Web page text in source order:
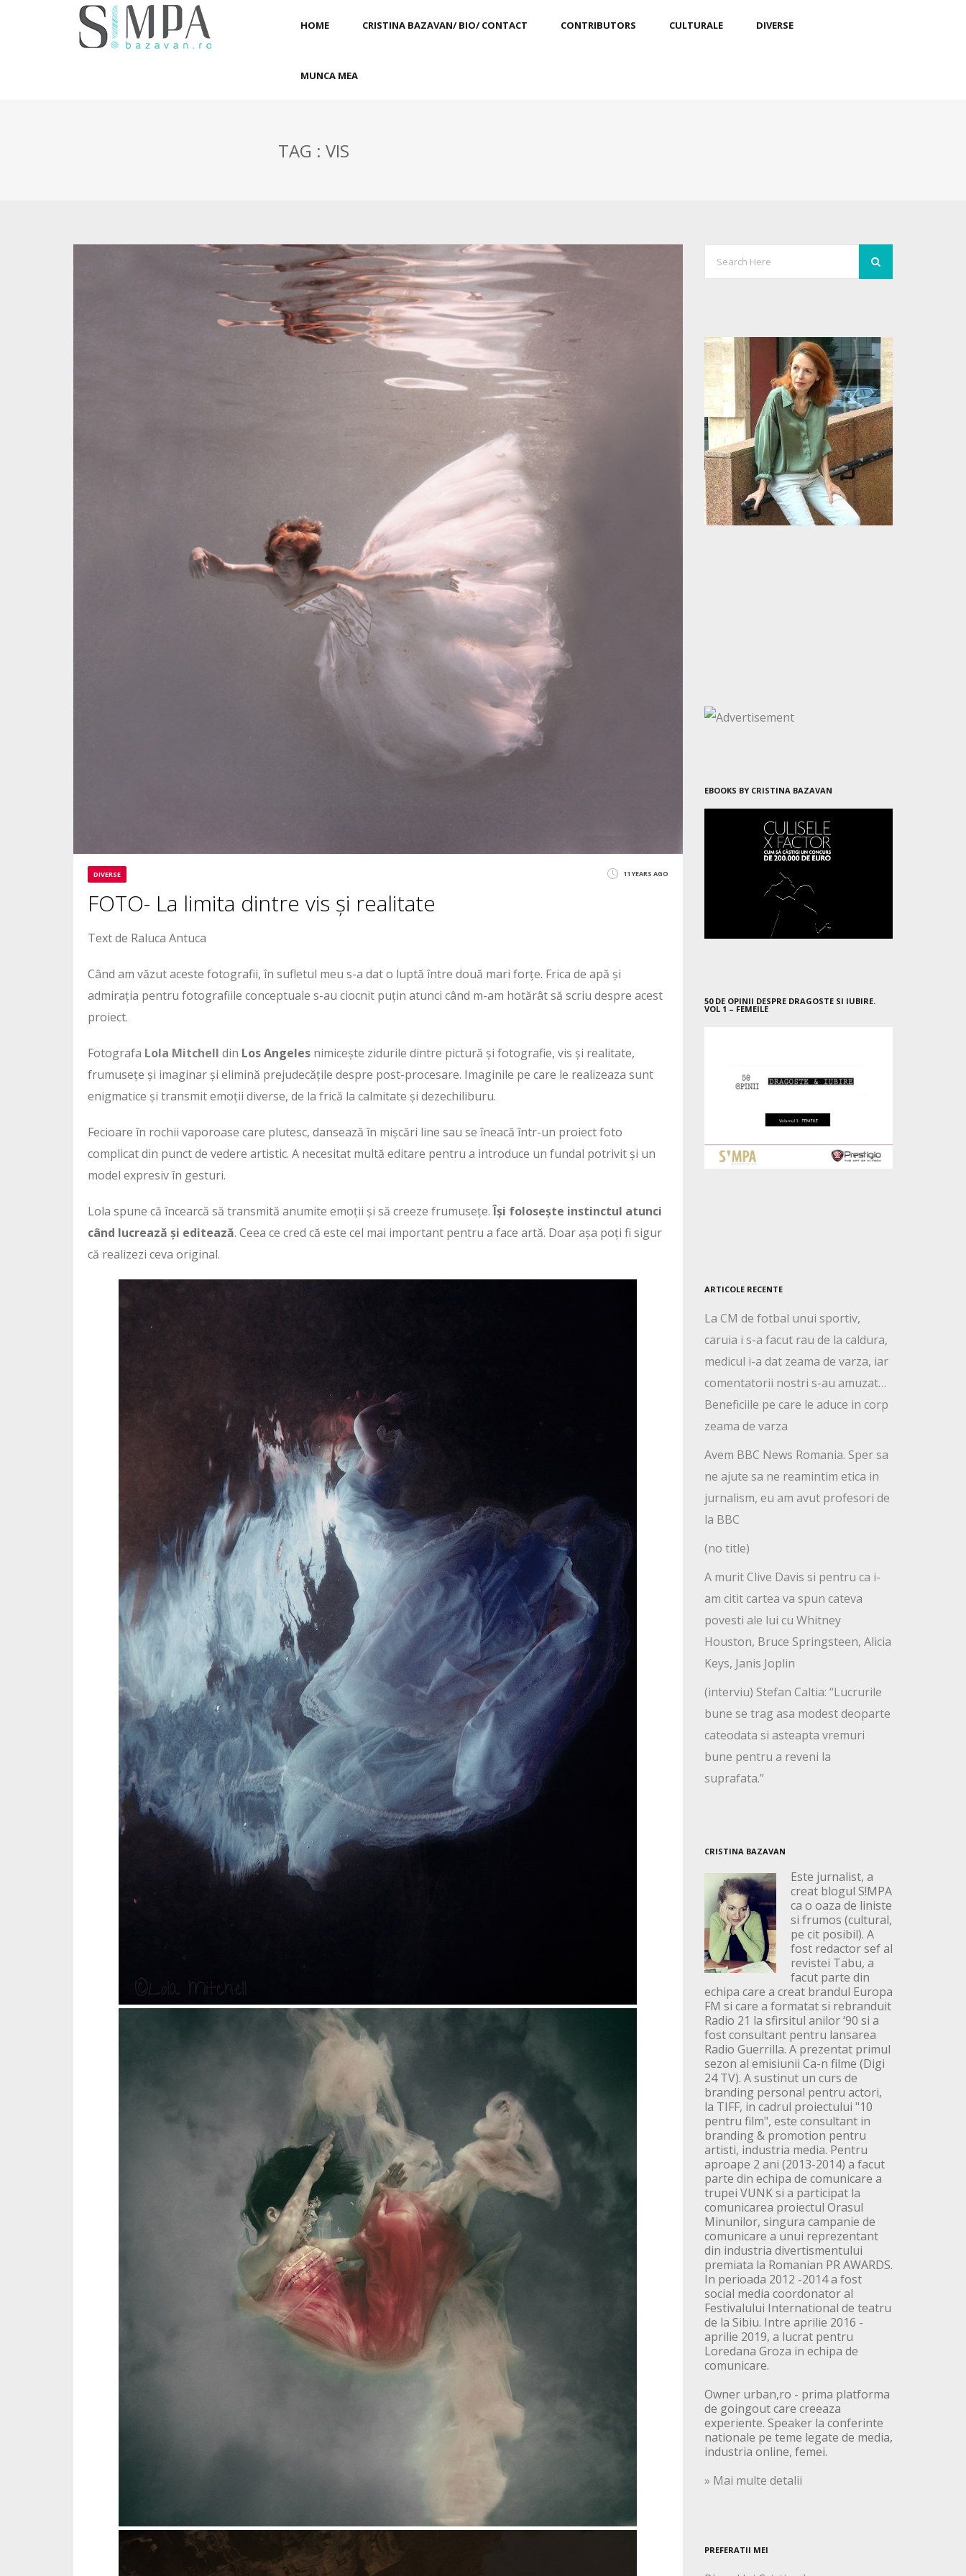
HOME CRISTINA BAZAVAN/ BIO/ CONTACT CONTRIBUTORS CULTURALE DIVERSE
MUNCA MEA
TAG : VIS
DIVERSE 11 YEARS AGO
FOTO- La limita dintre vis și realitate
Text de Raluca Antuca
Când am văzut aceste fotografii, în sufletul meu s-a dat o luptă între două mari forțe. Frica de apă și
admirația pentru fotografiile conceptuale s-au ciocnit puțin atunci când m-am hotărât să scriu despre acest
proiect.
Fotografa Lola Mitchell din Los Angeles nimicește zidurile dintre pictură și fotografie, vis și realitate,
frumusețe și imaginar și elimină prejudecățile despre post-procesare. Imaginile pe care le realizeaza sunt
enigmatice și transmit emoții diverse, de la frică la calmitate și dezechiliburu.
Fecioare în rochii vaporoase care plutesc, dansează în mișcări line sau se îneacă într-un proiect foto
complicat din punct de vedere artistic. A necesitat multă editare pentru a introduce un fundal potrivit și un
model expresiv în gesturi.
Lola spune că încearcă să transmită anumite emoții și să creeze frumusețe.Își folosește instinctul atunci
când lucrează și editează. Ceea ce cred că este cel mai important pentru a face artă. Doar așa poți fi sigur
că realizezi ceva original.
EBOOKS BY CRISTINA BAZAVAN
50 DE OPINII DESPRE DRAGOSTE SI IUBIRE.
VOL 1 – FEMEILE
ARTICOLE RECENTE
La CM de fotbal unui sportiv,
caruia i s-a facut rau de la caldura,
medicul i-a dat zeama de varza, iar
comentatorii nostri s-au amuzat…
Beneficiile pe care le aduce in corp
zeama de varza
Avem BBC News Romania. Sper sa
ne ajute sa ne reamintim etica in
jurnalism, eu am avut profesori de
la BBC
(no title)
A murit Clive Davis si pentru ca i-
am citit cartea va spun cateva
povesti ale lui cu Whitney
Houston, Bruce Springsteen, Alicia
Keys, Janis Joplin
(interviu) Stefan Caltia: “Lucrurile
bune se trag asa modest deoparte
cateodata si asteapta vremuri
bune pentru a reveni la
suprafata.”
CRISTINA BAZAVAN
Este jurnalist, a
creat blogul S!MPA
ca o oaza de liniste
si frumos (cultural,
pe cit posibil). A
fost redactor sef al
revistei Tabu, a
facut parte din
echipa care a creat brandul Europa
FM si care a formatat si rebranduit
Radio 21 la sfirsitul anilor ‘90 si a
fost consultant pentru lansarea
Radio Guerrilla. A prezentat primul
sezon al emisiunii Ca-n filme (Digi
24 TV). A sustinut un curs de
branding personal pentru actori,
la TIFF, in cadrul proiectului "10
pentru film", este consultant in
branding & promotion pentru
artisti, industria media. Pentru
aproape 2 ani (2013-2014) a facut
parte din echipa de comunicare a
trupei VUNK si a participat la
comunicarea proiectul Orasul
Minunilor, singura campanie de
comunicare a unui reprezentant
din industria divertismentului
premiata la Romanian PR AWARDS.
In perioada 2012 -2014 a fost
social media coordonator al
Festivalului International de teatru
de la Sibiu. Intre aprilie 2016 -
aprilie 2019, a lucrat pentru
Loredana Groza in echipa de
comunicare.
Owner urban,ro - prima platforma
de goingout care creeaza
experiente. Speaker la conferinte
nationale pe teme legate de media,
industria online, femei.
» Mai multe detalii
PREFERATII MEI